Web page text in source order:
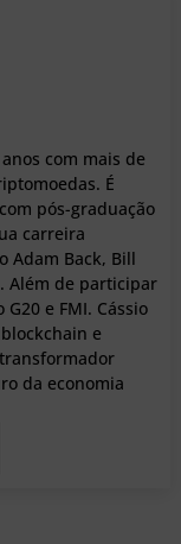
com mais de
É
pós-graduação
carreira
Adam Back, Bill
Além de participar
e FMI. Cássio
e
da economia